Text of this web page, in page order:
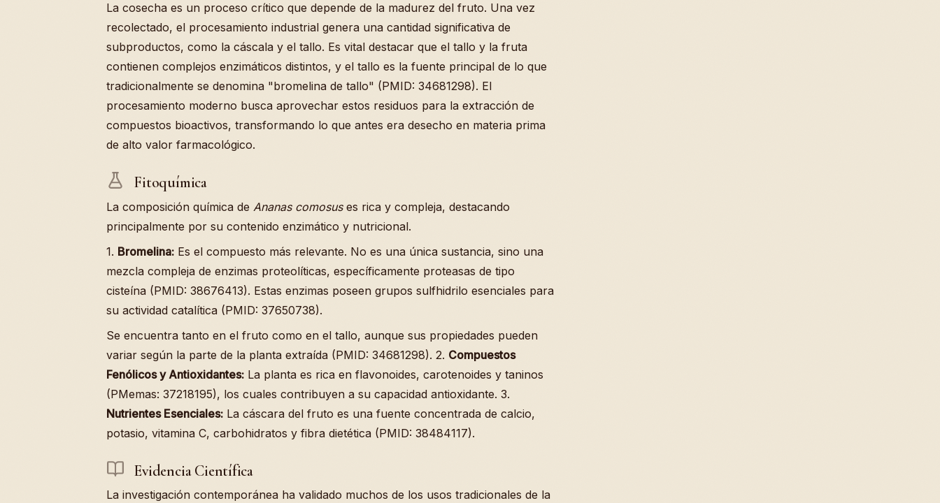
La cosecha es un proceso crítico que depende de la madurez del fruto. Una vez
recolectado, el procesamiento industrial genera una cantidad significativa de
subproductos, como la cáscala y el tallo. Es vital destacar que el tallo y la fruta
contienen complejos enzimáticos distintos, y el tallo es la fuente principal de lo que
tradicionalmente se denomina "bromelina de tallo" (PMID: 34681298). El
procesamiento moderno busca aprovechar estos residuos para la extracción de
compuestos bioactivos, transformando lo que antes era desecho en materia prima
de alto valor farmacológico.
Fitoquímica
La composición química de Ananas comosuses rica y compleja, destacando
principalmente por su contenido enzimático y nutricional.
1. Bromelina: Es el compuesto más relevante. No es una única sustancia, sino una
mezcla compleja de enzimas proteolíticas, específicamente proteasas de tipo
cisteína (PMID: 38676413). Estas enzimas poseen grupos sulfhidrilo esenciales para
su actividad catalítica (PMID: 37650738).
Se encuentra tanto en el fruto como en el tallo, aunque sus propiedades pueden
variar según la parte de la planta extraída (PMID: 34681298). 2. Compuestos
Fenólicos y Antioxidantes: La planta es rica en flavonoides, carotenoides y taninos
(PMemas: 37218195), los cuales contribuyen a su capacidad antioxidante. 3.
Nutrientes Esenciales: La cáscara del fruto es una fuente concentrada de calcio,
potasio, vitamina C, carbohidratos y fibra dietética (PMID: 38484117).
Evidencia Científica
La investigación contemporánea ha validado muchos de los usos tradicionales de la